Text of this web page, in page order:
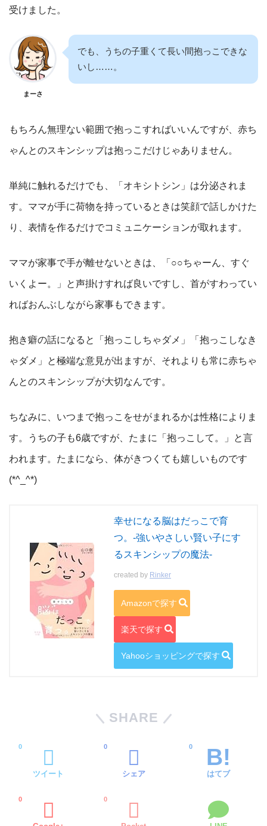
受けました。
まーさ
でも、うちの子重くて長い間抱っこできな
いし……。
もちろん無理ない範囲で抱っこすればいいんですが、赤ち
ゃんとのスキンシップは抱っこだけじゃありません。
単純に触れるだけでも、「オキシトシン」は分泌されま
す。ママが手に荷物を持っているときは笑顔で話しかけた
り、表情を作るだけでコミュニケーションが取れます。
ママが家事で手が離せないときは、「○○ちゃーん、すぐ
いくよー。」と声掛けすれば良いですし、首がすわってい
ればおんぶしながら家事もできます。
抱き癖の話になると「抱っこしちゃダメ」「抱っこしなき
ゃダメ」と極端な意見が出ますが、それよりも常に赤ちゃ
んとのスキンシップが大切なんです。
ちなみに、いつまで抱っこをせがまれるかは性格によりま
す。うちの子も6歳ですが、たまに「抱っこして。」と言
われます。たまになら、体がきつくても嬉しいものです
(*^_^*)
幸せになる脳はだっこで育
つ。-強いやさしい賢い子にす
るスキンシップの魔法-
created by Rinker
Amazonで探す
楽天で探す
Yahooショッピングで探す
SHARE
ツイート
0
シェア
0
はてブ
0
0 0